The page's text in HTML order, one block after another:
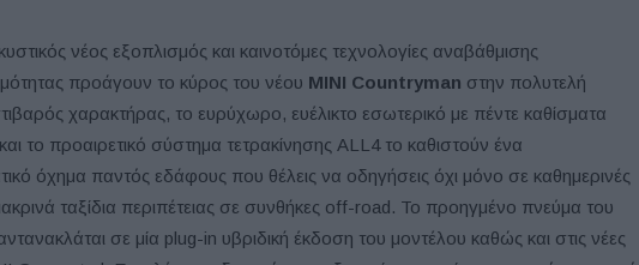
νέος εξοπλισμός και καινοτόμες τεχνολογίες αναβάθμισης
προάγουν το κύρος του νέου MINI Countryman στην πολυτελή
χαρακτήρας, το ευρύχωρο, ευέλικτο εσωτερικό με πέντε καθίσματα
το προαιρετικό σύστημα τετρακίνησης ALL4 το καθιστούν ένα
όχημα παντός εδάφους που θέλεις να οδηγήσεις όχι μόνο σε καθημερινές
ταξίδια περιπέτειας σε συνθήκες off-road. Το προηγμένο πνεύμα του
σε μία plug-in υβριδική έκδοση του μοντέλου καθώς και στις νέες